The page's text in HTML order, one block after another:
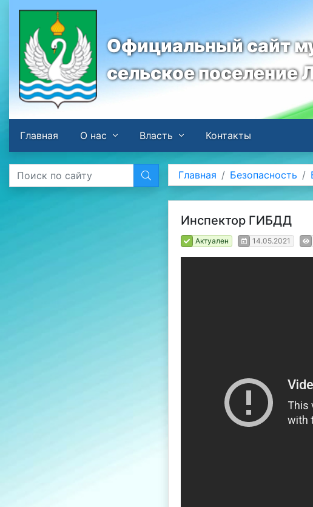
Официальный сайт
сельское поселение
Главная
О нас Власть Контакты
Главная Безопасность
Инспектор ГИБДД
Актуален 14.05.2021